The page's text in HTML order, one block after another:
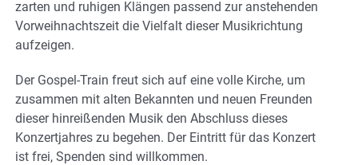
zarten und ruhigen Klängen passend zur anstehenden
Vorweihnachtszeit die Vielfalt dieser Musikrichtung
aufzeigen.
Der Gospel-Train freut sich auf eine volle Kirche, um
zusammen mit alten Bekannten und neuen Freunden
dieser hinreißenden Musik den Abschluss dieses
Konzertjahres zu begehen. Der Eintritt für das Konzert
ist frei, Spenden sind willkommen.